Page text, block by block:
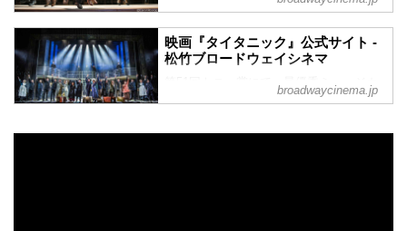
家、犯罪者とその情婦など、多彩な旅客
い、ドタバタの冒険が繰り広げられる。
たした巨匠、ポーラ・フォーゲル渾身の
ミネート、最優秀演出賞&演劇照明デザイ
ン賞を受賞した社会派ミュージカルの傑
その父のもとで働く女性の恋愛を描いた
「復讐の神」が生まれた。この歴史的な
映画『タイタニック』公式サイト -
松竹ブロードウェイシネマ
第51回トニー賞にて、最優秀ミュージカ
ル作品賞、最優秀ミュージカル脚本賞、
装置デザイン賞、最優秀編曲賞の5部門を
broadwaycinema.jp